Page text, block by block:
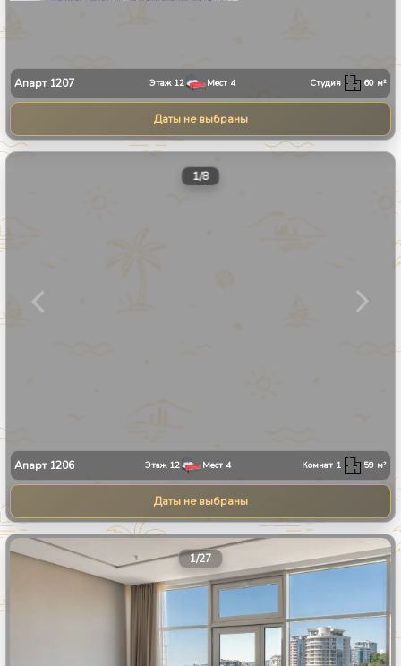
Апарт 1207 Этаж 12 Мест 4 Студия 60 м²
Даты не выбраны
1/8
Апарт 1206 Этаж 12 Мест 4 Комнат 1 59 м²
Даты не выбраны
1/27